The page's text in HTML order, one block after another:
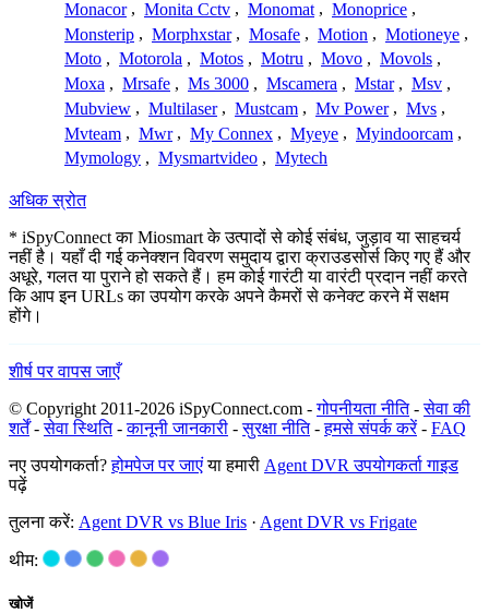
Monacor , Monita Cctv , Monomat , Monoprice ,
Monsterip , Morphxstar , Mosafe , Motion , Motioneye ,
Moto , Motorola , Motos , Motru , Movo , Movols ,
Moxa , Mrsafe , Ms 3000 , Mscamera , Mstar , Msv ,
Mubview , Multilaser , Mustcam , Mv Power , Mvs ,
Mvteam , Mwr , My Connex , Myeye , Myindoorcam ,
Mymology , Mysmartvideo , Mytech
अधिक स्रोत
* iSpyConnect का Miosmart के उत्पादों से कोई संबंध, जुड़ाव या साहचर्य
नहीं है। यहाँ दी गई कनेक्शन विवरण समुदाय द्वारा क्राउडसोर्स किए गए हैं और
अधूरे, गलत या पुराने हो सकते हैं। हम कोई गारंटी या वारंटी प्रदान नहीं करते
कि आप इन URLs का उपयोग करके अपने कैमरों से कनेक्ट करने में सक्षम
होंगे।
शीर्ष पर वापस जाएँ
© Copyright 2011-2026 iSpyConnect.com -गोपनीयता नीति-सेवा की
शर्तें-सेवा स्थिति-कानूनी जानकारी -सुरक्षा नीति-हमसे संपर्क करें- FAQ
नए उपयोगकर्ता?होमपेज पर जाएंया हमारी Agent DVR उपयोगकर्ता गाइड
पढ़ें
तुलना करें: Agent DVR vs Blue Iris · Agent DVR vs Frigate
थीम:
खोजें